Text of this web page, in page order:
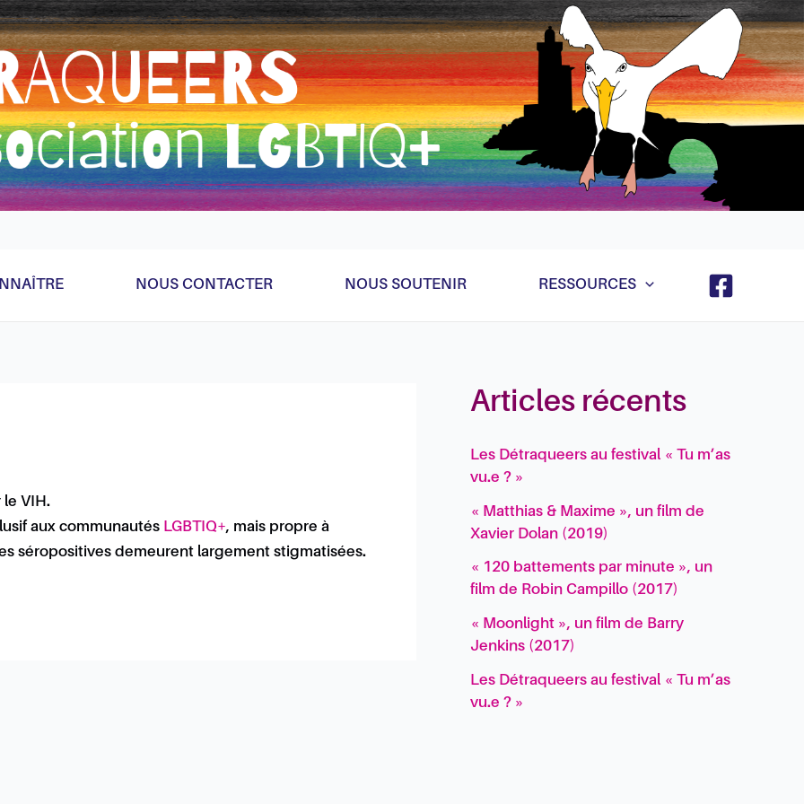
NOUS CONTACTER NOUS SOUTENIR RESSOURCES
le VIH.
aux communautés LGBTIQ+, mais propre à
séropositives demeurent largement stigmatisées.
Articles récents
Les Détraqueers au festival « Tu m’as
vu.e ? »
« Matthias & Maxime », un film de
Xavier Dolan (2019)
« 120 battements par minute », un
film de Robin Campillo (2017)
« Moonlight », un film de Barry
Jenkins (2017)
Les Détraqueers au festival « Tu m’as
vu.e ? »